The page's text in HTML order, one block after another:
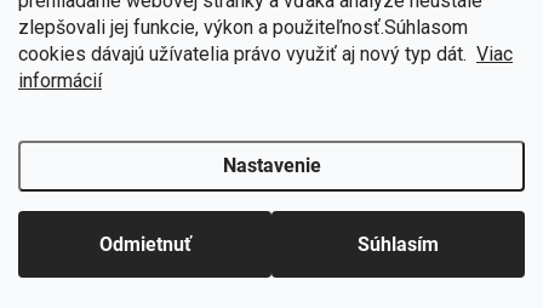
zlepšovali jej funkcie, výkon a použiteľnosť.Súhlasom
cookies dávajú užívatelia právo využiť aj nový typ dát. Viac
informácií
Nastavenie
Odmietnuť Súhlasím
v tomto dokumente).
orgánu, a to najmä v členskom štáte svojho obvyklého pobytu,
mieste výkonu práce alebo v mieste údajného porušenia, ak sa
🎁Získajte 7 % zľavu na prvý nákup
Prihláste sa k odberu noviniek
Chcem zľavu